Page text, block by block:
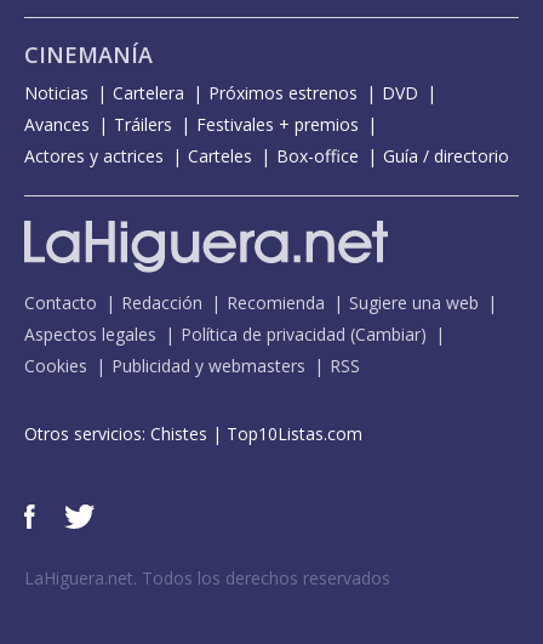
CINEMANÍA
Noticias Cartelera Próximos estrenos
DVD
Avances
Tráilers
Festivales + premios
Actores y actrices
Carteles Box-office Guía / directorio
Contacto Redacción Recomienda
Sugiere una web
Aspectos legales
Política de privacidad (Cambiar)
Cookies
Publicidad y webmasters RSS
Otros servicios: Chistes | Top10Listas.com
LaHiguera.net. Todos los derechos reservados